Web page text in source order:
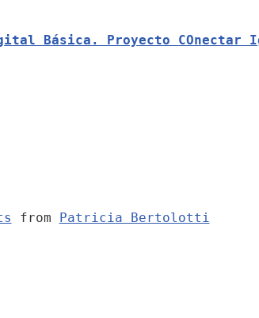
Básica. Proyecto COnectar
from Patricia Bertolotti